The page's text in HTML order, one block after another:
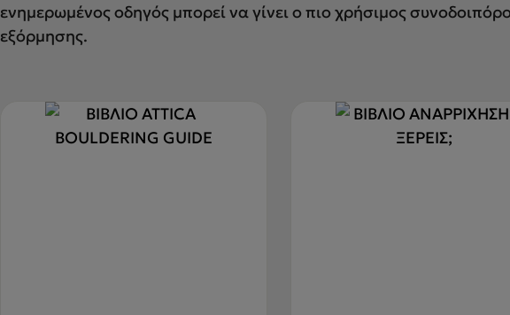
ενημερωμένος οδηγός μπορεί να γίνει ο πιο χρήσιμος
εξόρμησης.